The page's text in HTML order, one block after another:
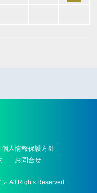
個人情報保護方針
お問合せ
All Rights Reserved.